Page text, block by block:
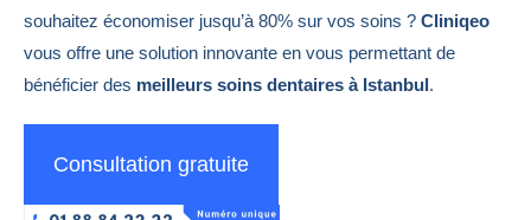
souhaitez économiser jusqu’à 80% sur vos soins ? Cliniqeo
vous offre une solution innovante en vous permettant de
bénéficier des meilleurs soins dentaires à Istanbul.
Consultation gratuite